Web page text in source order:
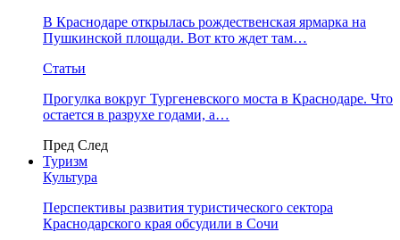
В Краснодаре открылась рождественская ярмарка на
Пушкинской площади. Вот кто ждет там…
Статьи
Прогулка вокруг Тургеневского моста в Краснодаре. Что
остается в разрухе годами, а…
Пред След
Туризм
Культура
Перспективы развития туристического сектора
Краснодарского края обсудили в Сочи